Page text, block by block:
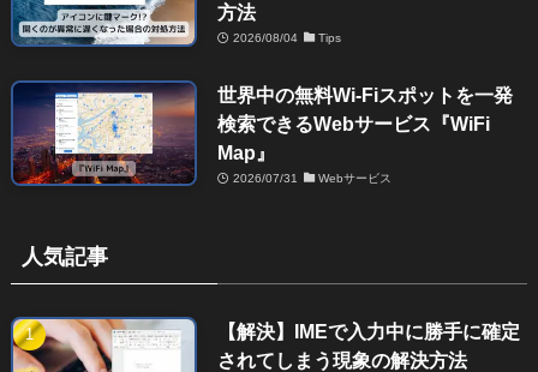
方法
2026/08/04 Tips
世界中の無料Wi-Fiスポットを一発
検索できるWebサービス『WiFi
Map』
2026/07/31 Webサービス
人気記事
【解決】IMEで入力中に勝手に確定
されてしまう現象の解決方法